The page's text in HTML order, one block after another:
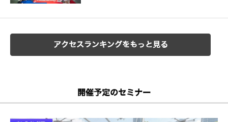
アクセスランキングをもっと見る
開催予定のセミナー